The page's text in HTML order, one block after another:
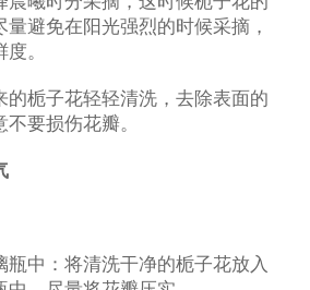
避免在阳光强烈的时候采摘，
。
的栀子花轻轻清洗，去除表面的
要损伤花瓣。
瓶中：将清洗干净的栀子花放入